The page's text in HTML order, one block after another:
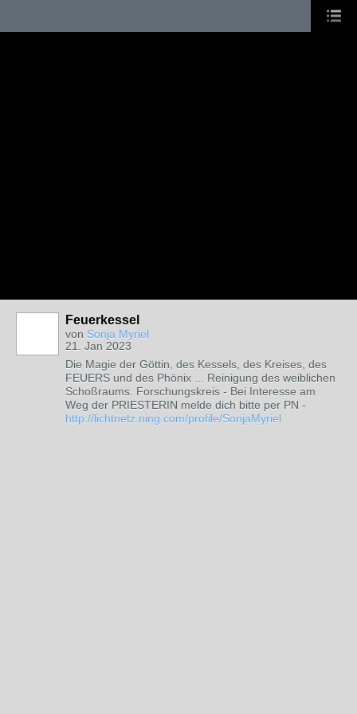
Feuerkessel
von Sonja Myriel
21. Jan 2023
Die Magie der Göttin, des Kessels, des Kreises, des
FEUERS und des Phönix ... Reinigung des weiblichen
Schoßraums. Forschungskreis - Bei Interesse am
Weg der PRIESTERIN melde dich bitte per PN -
http://lichtnetz.ning.com/profile/SonjaMyriel